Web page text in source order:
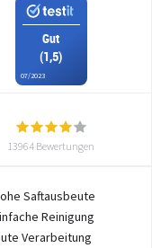
Gut
(1,5)
07/2023
13964 Bewertungen
Saftausbeute
Reinigung
Verarbeitung